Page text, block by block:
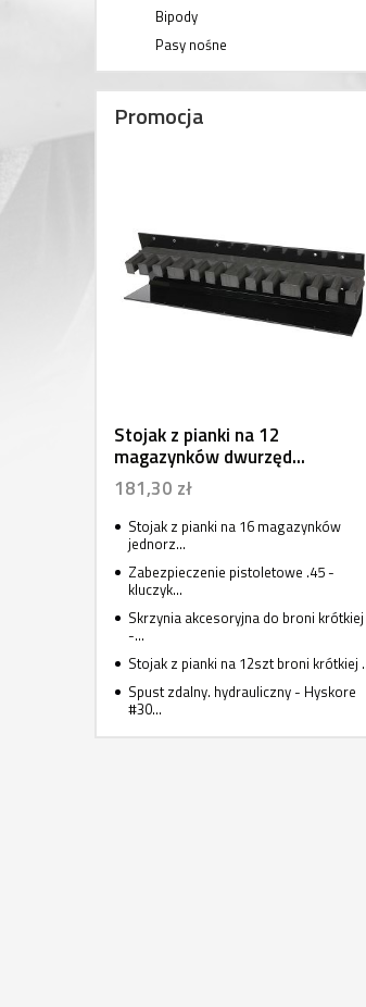
Bipody
Pasy nośne
Promocja
Stojak z pianki na 12
magazynków dwurzęd...
181,30 zł
Stojak z pianki na 16 magazynków
jednorz...
Zabezpieczenie pistoletowe .45 -
kluczyk...
Skrzynia akcesoryjna do broni krótkiej
-...
Stojak z pianki na 12szt broni krótkiej
Spust zdalny. hydrauliczny - Hyskore
#30...